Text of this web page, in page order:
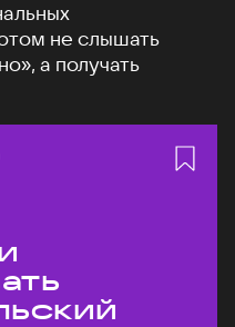
не слышать
а получать